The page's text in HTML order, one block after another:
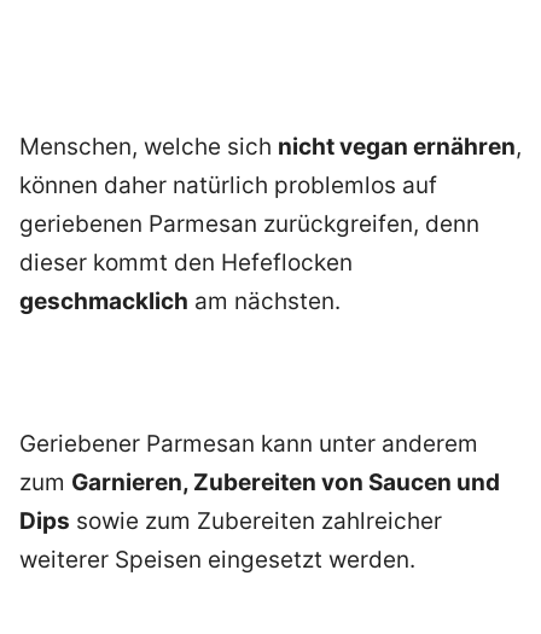
Menschen, welche sich nicht vegan ernähren,
können daher natürlich problemlos auf
geriebenen Parmesan zurückgreifen, denn
dieser kommt den Hefeflocken
geschmacklich am nächsten.
Geriebener Parmesan kann unter anderem
zum Garnieren, Zubereiten von Saucen und
Dips sowie zum Zubereiten zahlreicher
weiterer Speisen eingesetzt werden.